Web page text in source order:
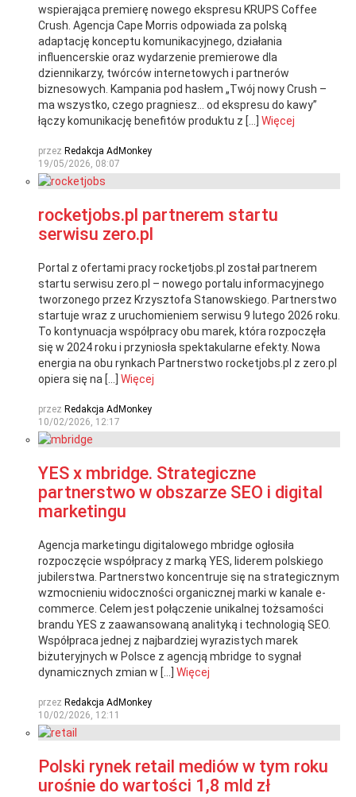
wspierająca premierę nowego ekspresu KRUPS Coffee
Crush. Agencja Cape Morris odpowiada za polską
adaptację konceptu komunikacyjnego, działania
influencerskie oraz wydarzenie premierowe dla
dziennikarzy, twórców internetowych i partnerów
biznesowych. Kampania pod hasłem „Twój nowy Crush –
ma wszystko, czego pragniesz… od ekspresu do kawy”
łączy komunikację benefitów produktu z […] Więcej
przez Redakcja AdMonkey
19/05/2026, 08:07
rocketjobs.pl partnerem startu
serwisu zero.pl
Portal z ofertami pracy rocketjobs.pl został partnerem
startu serwisu zero.pl – nowego portalu informacyjnego
tworzonego przez Krzysztofa Stanowskiego. Partnerstwo
startuje wraz z uruchomieniem serwisu 9 lutego 2026 roku.
To kontynuacja współpracy obu marek, która rozpoczęła
się w 2024 roku i przyniosła spektakularne efekty. Nowa
energia na obu rynkach Partnerstwo rocketjobs.pl z zero.pl
opiera się na […] Więcej
przez Redakcja AdMonkey
10/02/2026, 12:17
YES x mbridge. Strategiczne
partnerstwo w obszarze SEO i digital
marketingu
Agencja marketingu digitalowego mbridge ogłosiła
rozpoczęcie współpracy z marką YES, liderem polskiego
jubilerstwa. Partnerstwo koncentruje się na strategicznym
wzmocnieniu widoczności organicznej marki w kanale e-
commerce. Celem jest połączenie unikalnej tożsamości
brandu YES z zaawansowaną analityką i technologią SEO.
Współpraca jednej z najbardziej wyrazistych marek
biżuteryjnych w Polsce z agencją mbridge to sygnał
dynamicznych zmian w […] Więcej
przez Redakcja AdMonkey
10/02/2026, 12:11
Polski rynek retail mediów w tym roku
urośnie do wartości 1,8 mld zł